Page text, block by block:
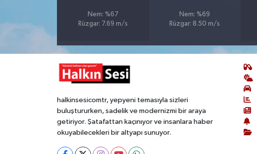
Nem: %67
Rüzgar: 7.69 m/s
Nem: %69
Rüzgar: 8.50 m/s
halkinsesicomtr, yepyeni temasıyla sizleri
buluştururken, sadelik ve modernizmi bir araya
getiriyor. Şatafattan kaçınıyor ve insanlara haber
okuyabilecekleri bir altyapı sunuyor.
Kültür - Sanat
MAGAZİN
Politika
Resmi İlan